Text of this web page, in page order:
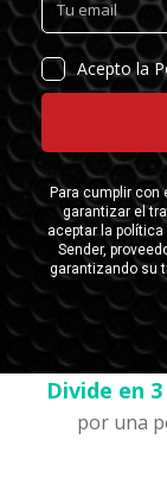
Divide en
por una